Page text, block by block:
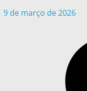
9 de março de 2026